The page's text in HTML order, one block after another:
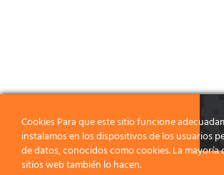
Cookies Para que este sitio funcione
instalamos en los dispositivos de los usuarios
de datos, conocidos como cookies. La mayoría
sitios web también lo hacen.